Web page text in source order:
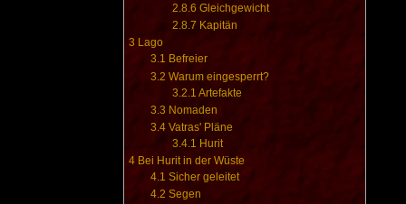
2.8.6 Gleichgewicht
2.8.7 Kapitän
3 Lago
3.1 Befreier
3.2 Warum eingesperrt?
3.2.1 Artefakte
3.3 Nomaden
3.4 Vatras' Pläne
3.4.1 Hurit
4 Bei Hurit in der Wüste
4.1 Sicher geleitet
4.2 Segen